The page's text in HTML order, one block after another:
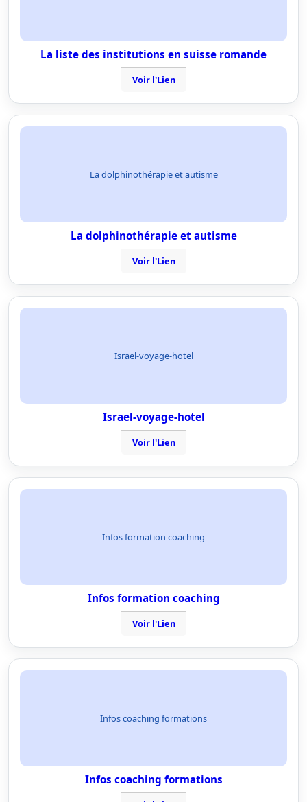
La liste des institutions en suisse romande
Voir l'Lien
La dolphinothérapie et autisme
La dolphinothérapie et autisme
Voir l'Lien
Israel-voyage-hotel
Israel-voyage-hotel
Voir l'Lien
Infos formation coaching
Infos formation coaching
Voir l'Lien
Infos coaching formations
Infos coaching formations